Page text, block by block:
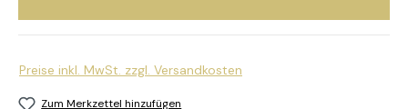
Preise inkl. MwSt. zzgl. Versandkosten
Zum Merkzettel hinzufügen